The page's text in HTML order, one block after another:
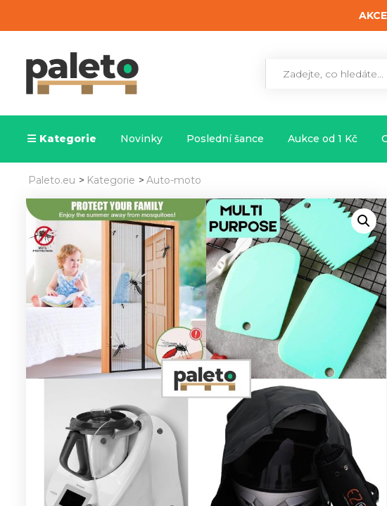
AKCE
Kategorie Novinky Poslední šance Aukce od 1 Kč
Paleto.eu > Kategorie > Auto-moto